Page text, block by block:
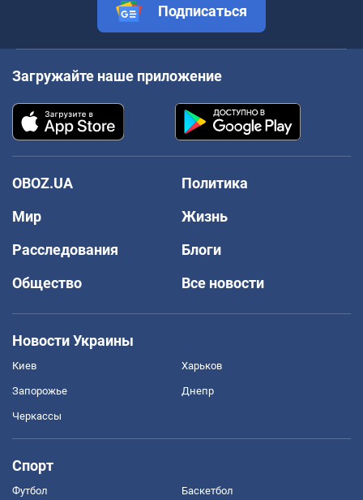
Подписаться
Загружайте наше приложение
OBOZ.UA
Политика
Мир
Жизнь
Расследования
Блоги
Общество
Все новости
Новости Украины
Киев Харьков
Запорожье Днепр
Черкассы
Спорт
Футбол Баскетбол